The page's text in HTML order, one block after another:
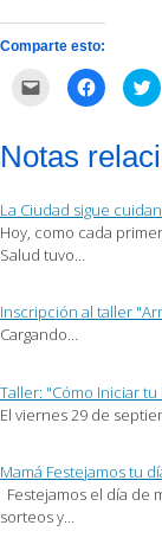
Comparte esto:
correo
electrónico
amigo
(Se
abre
en
Haz
clic
Facebook
(Se
una
ventana
nueva)
en
Notas
La Ciudad sigue
Hoy, como cada
Salud tuvo…
Inscripción al taller
Cargando…
Taller: "Cómo Iniciar
El viernes 29 de
Mamá Festejamos tu
Festejamos el día de
sorteos y…